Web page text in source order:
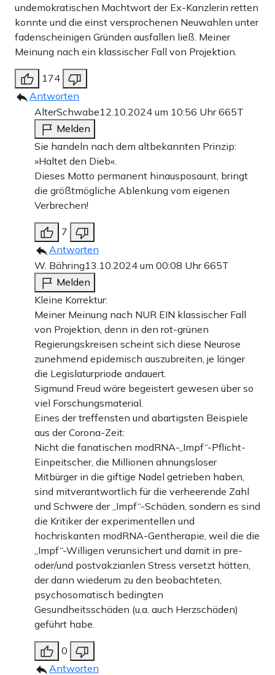
undemokratischen Machtwort der Ex-Kanzlerin retten
konnte und die einst versprochenen Neuwahlen unter
fadenscheinigen Gründen ausfallen ließ. Meiner
Meinung nach ein klassischer Fall von Projektion.
174
Antworten
AlterSchwabe12.10.2024 um 10:56 Uhr665T
Melden
Sie handeln nach dem altbekannten Prinzip:
»Haltet den Dieb«.
Dieses Motto permanent hinausposaunt, bringt
die größtmögliche Ablenkung vom eigenen
Verbrechen!
7
Antworten
W. Bähring13.10.2024 um 00:08 Uhr665T
Melden
Kleine Korrektur:
Meiner Meinung nach NUR EIN klassischer Fall
von Projektion, denn in den rot-grünen
Regierungskreisen scheint sich diese Neurose
zunehmend epidemisch auszubreiten, je länger
die Legislaturpriode andauert.
Sigmund Freud wäre begeistert gewesen über so
viel Forschungsmaterial.
Eines der treffensten und abartigsten Beispiele
aus der Corona-Zeit:
Nicht die fanatischen modRNA-„Impf“-Pflicht-
Einpeitscher, die Millionen ahnungsloser
Mitbürger in die giftige Nadel getrieben haben,
sind mitverantwortlich für die verheerende Zahl
und Schwere der „Impf“-Schäden, sondern es sind
die Kritiker der experimentellen und
hochriskanten modRNA-Gentherapie, weil die die
„Impf“-Willigen verunsichert und damit in pre-
oder/und postvakzianlen Stress versetzt hätten,
der dann wiederum zu den beobachteten,
psychosomatisch bedingten
Gesundheitsschäden (u.a. auch Herzschäden)
geführt habe.
0
Antworten